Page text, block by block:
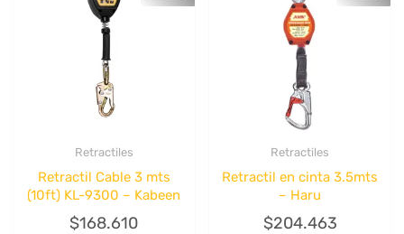
Retractiles
Retractil Cable 3 mts
(10ft) KL-9300 – Kabeen
$168.610
Retractiles
Retractil en cinta 3.5mts
– Haru
$204.463